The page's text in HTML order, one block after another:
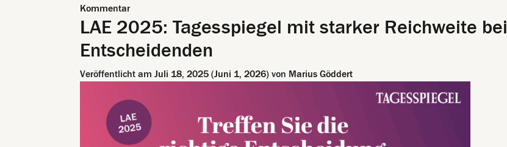
Kommentarzu STORY macht aus Inhalten echte Geschichten, die man spürt
LAE 2025: Tagesspiegel mit starker Reichweite bei
Entscheidenden
Veröffentlicht am Juli 18, 2025 (Juni 1, 2026) von Marius Göddert